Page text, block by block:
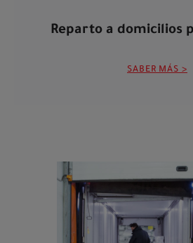
Reparto a domicilios
SABER MÁS >